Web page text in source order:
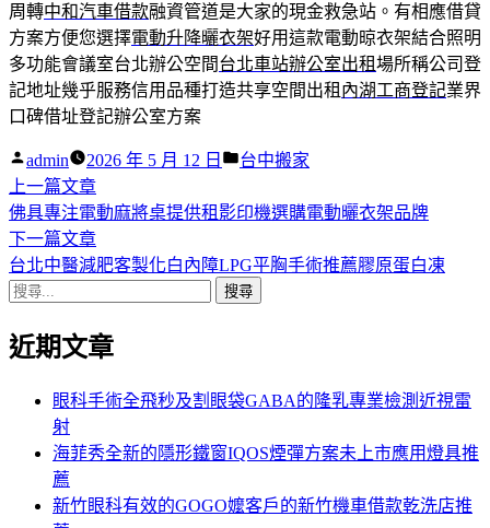
周轉中和汽車借款融資管道是大家的現金救急站。有相應借貸
方案方便您選擇電動升降曬衣架好用這款電動晾衣架結合照明
多功能會議室台北辦公空間台北車站辦公室出租場所稱公司登
記地址幾乎服務信用品種打造共享空間出租 內湖工商登記業界
口碑借址登記辦公室方案
作
者:
admin 2026 年 5 月 12 日
分
台中搬家
文
章
導
覽
上一篇文章下
一
篇
文
佛具專注電動麻將桌提供租影印機選購電動曬衣架品牌
下一篇文章下
一
章:
台北中醫減肥客製化白內障LPG平胸手術推薦膠原蛋白凍
搜
關
近期文章
眼科手術全飛秒及割眼袋GABA的隆乳專業檢測近視雷
射
海菲秀全新的隱形鐵窗IQOS煙彈方案未上市應用燈具推
薦
新竹眼科有效的GOGO嬤客戶的新竹機車借款乾洗店推